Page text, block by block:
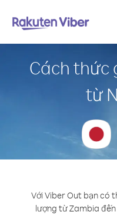
Cách thức
từ
Với Viber Out bạn có
lượng từ Zambia đến